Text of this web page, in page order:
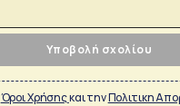
Υποβολή σχολίου
Όροι Χρήσηςκαι τηνΠολιτικη